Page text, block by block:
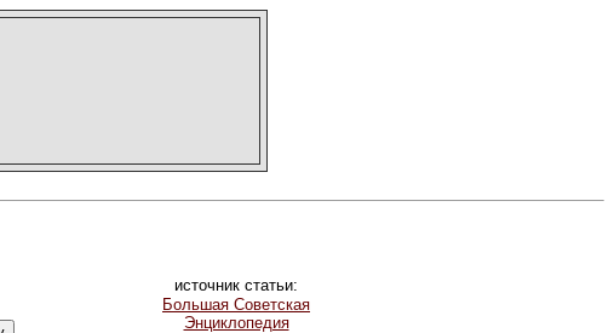
источник статьи:
Большая Советская
Энциклопедия